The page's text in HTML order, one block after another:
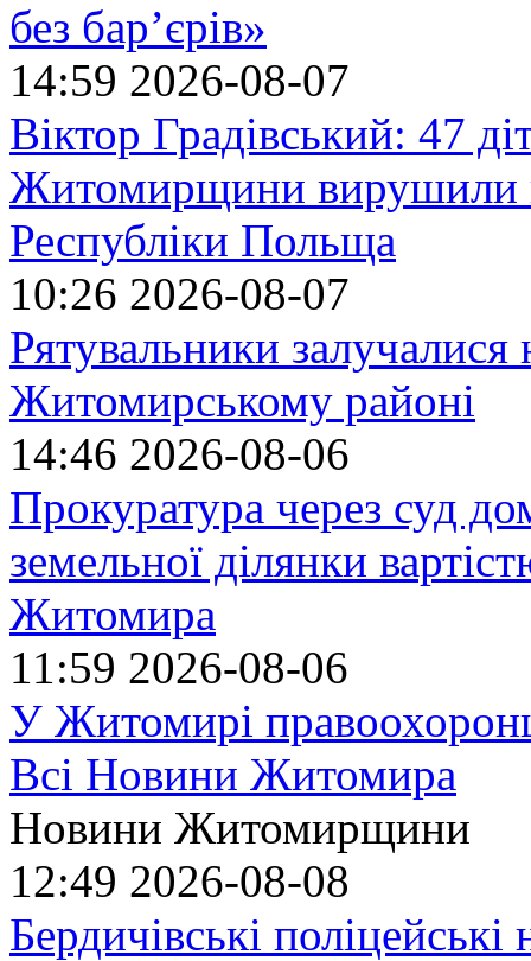
без бар’єрів»
14:59 2026-08-07
Віктор Градівський: 47
Житомирщини вирушили
Республіки Польща
10:26 2026-08-07
Рятувальники
Житомирському районі
14:46 2026-08-06
Прокуратура через суд
земельної ділянки
Житомира
11:59 2026-08-06
У Житомирі
Всі Новини Житомира
Новини Житомирщини
12:49 2026-08-08
Бердичівські